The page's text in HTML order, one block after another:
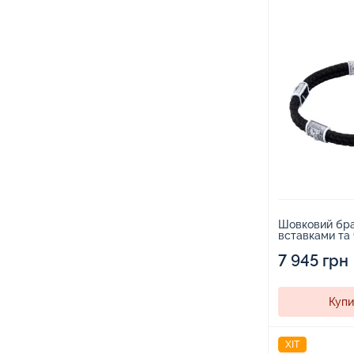
Шовковий
вставками та
7 945 грн
ХІТ